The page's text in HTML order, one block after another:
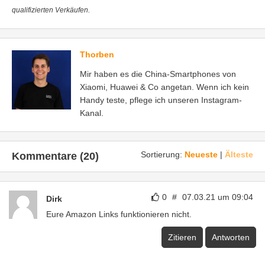
qualifizierten Verkäufen.
Thorben
Mir haben es die China-Smartphones von
Xiaomi, Huawei & Co angetan. Wenn ich kein
Handy teste, pflege ich unseren Instagram-
Kanal.
Sortierung: Neueste | Älteste
Kommentare (20)
0 # 07.03.21 um 09:04
Dirk
Eure Amazon Links funktionieren nicht.
Zitieren Antworten